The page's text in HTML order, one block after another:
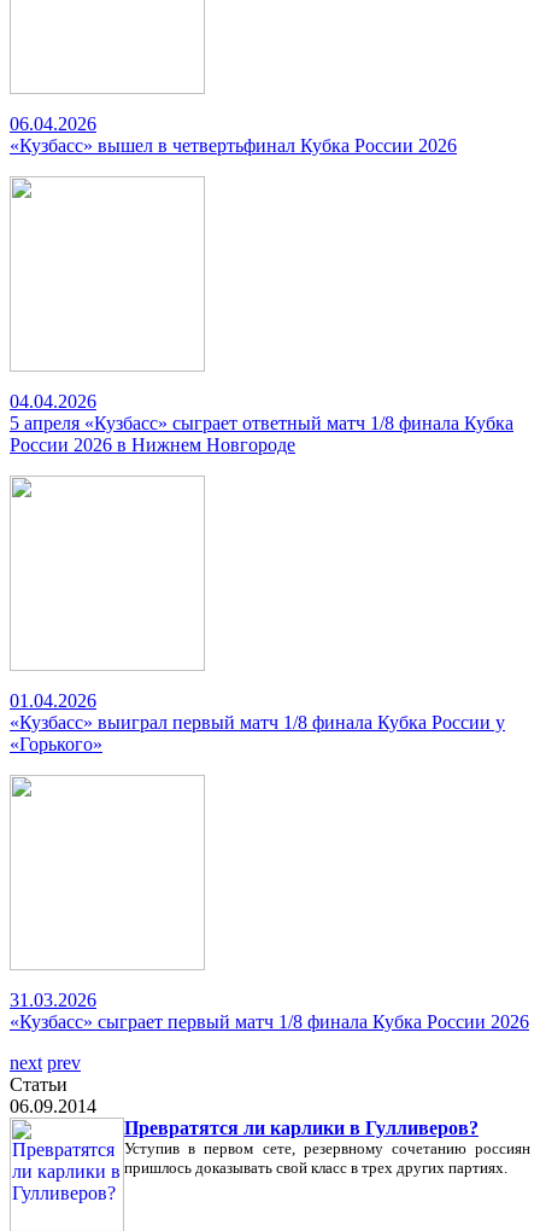
06.04.2026
«Кузбасс» вышел в четвертьфинал Кубка России 2026
04.04.2026
5 апреля «Кузбасс» сыграет ответный матч 1/8 финала Кубка
России 2026 в Нижнем Новгороде
01.04.2026
«Кузбасс» выиграл первый матч 1/8 финала Кубка России у
«Горького»
31.03.2026
«Кузбасс» сыграет первый матч 1/8 финала Кубка России 2026
next prev
Статьи
06.09.2014
Превратятся ли карлики в Гулливеров?
Уступив в первом сете, резервному сочетанию россиян
пришлось доказывать свой класс в трех других партиях.